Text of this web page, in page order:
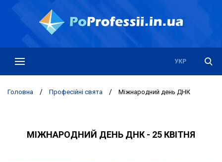
РУС
УКР
Головна / Професійні свята / Міжнародний день ДНК
МІЖНАРОДНИЙ ДЕНЬ ДНК - 25 КВІТНЯ